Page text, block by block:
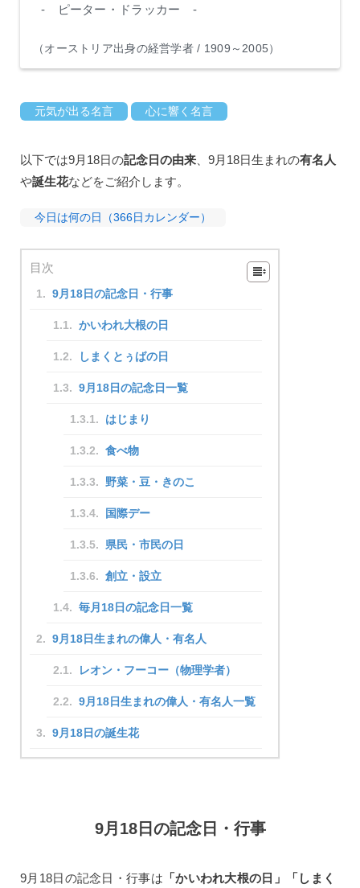
- ピーター・ドラッカー -
（オーストリア出身の経営学者 / 1909～2005）
元気が出る名言 心に響く名言
以下では9月18日の記念日の由来 、9月18日生まれの有名人
や誕生花などをご紹介します。
今日は何の日（366日カレンダー）
目次
9月18日の記念日・行事
かいわれ大根の日
しまくとぅばの日
9月18日の記念日一覧
はじまり
食べ物
野菜・豆・きのこ
国際デー
県民・市民の日
創立・設立
毎月18日の記念日一覧
9月18日生まれの偉人・有名人
レオン・フーコー（物理学者）
9月18日生まれの偉人・有名人一覧
9月18日の誕生花
9月18日の記念日・行事
9月18日の記念日・行事は 「かいわれ大根の日」「しまく